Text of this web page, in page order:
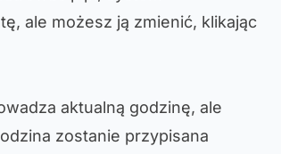
ale możesz ją zmienić, klikając
aktualną godzinę, ale
zostanie przypisana